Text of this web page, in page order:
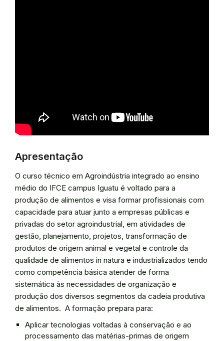
Apresentação
O curso técnico em Agroindústria integrado ao ensino
médio do IFCE campus Iguatu é voltado para a
produção de alimentos e visa formar profissionais com
capacidade para atuar junto a empresas públicas e
privadas do setor agroindustrial, em atividades de
gestão, planejamento, projetos, transformação de
produtos de origem animal e vegetal e controle da
qualidade de alimentos in natura e industrializados tendo
como competência básica atender de forma
sistemática às necessidades de organização e
produção dos diversos segmentos da cadeia produtiva
de alimentos. A formação prepara para:
Aplicar tecnologias voltadas à conservação e ao
processamento das matérias-primas de origem